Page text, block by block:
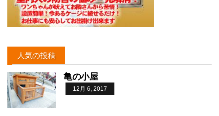
人気の投稿
亀の小屋
12月 6, 2017